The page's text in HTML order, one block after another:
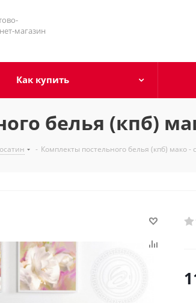
магазин
Как купить
белья (кпб)
- Комплекты постельного белья (кпб) мако -